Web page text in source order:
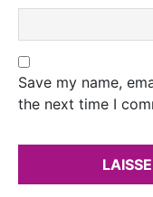
Save my name,
the next time I